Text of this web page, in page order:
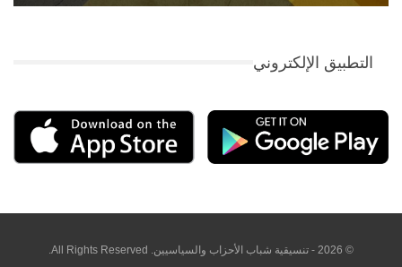
التطبيق الإلكتروني
© 2026 - تنسيقية شباب الأحزاب والسياسيين. All Rights Reserved.